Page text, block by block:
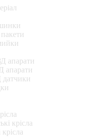
апарати
апарати
датчики
крісла